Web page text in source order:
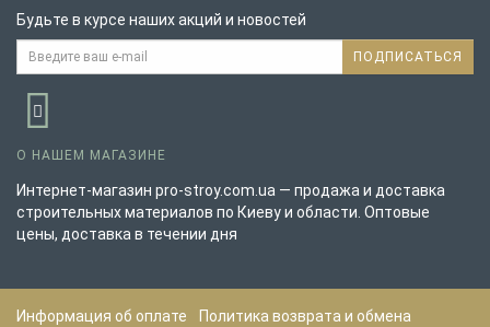
Будьте в курсе наших акций и новостей
ПОДПИСАТЬСЯ
О НАШЕМ МАГАЗИНЕ
Интернет-магазин pro-stroy.com.ua — продажа и доставка
строительных материалов по Киеву и области. Оптовые
цены, доставка в течении дня
Информация об оплате
Политика возврата и обмена